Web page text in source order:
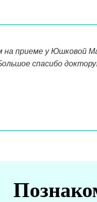
на приеме у Юшковой
спасибо